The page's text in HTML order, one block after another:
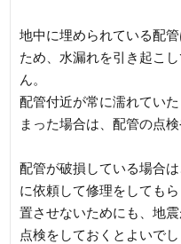
地中に埋められている配
ため、水漏れを引き起こ
ん。
配管付近が常に濡れてい
まった場合は、配管の点
配管が破損している場合
に依頼して修理をしても
置させないためにも、地
点検をしておくとよいでし